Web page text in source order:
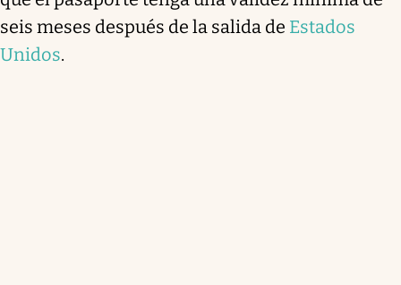
seis meses después de la salida de Estados
Unidos.